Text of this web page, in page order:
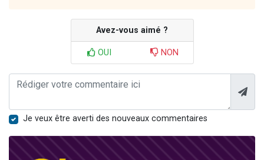
Avez-vous aimé ?
OUI NON
Je veux être averti des nouveaux commentaires